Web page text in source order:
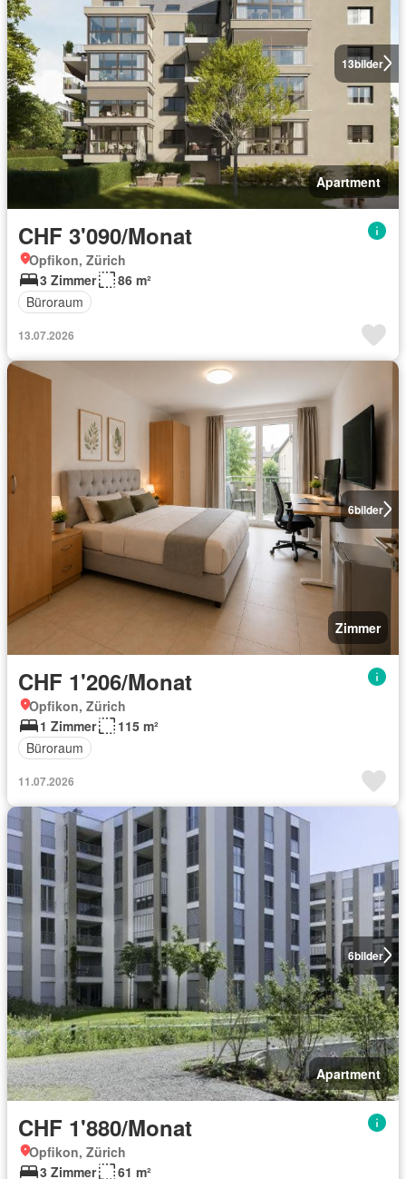
13bilder
Apartment
CHF 3'090/Monat
Opfikon, Zürich
3 Zimmer
86 m²
Büroraum
13.07.2026
6bilder
Zimmer
CHF 1'206/Monat
Opfikon, Zürich
1 Zimmer
115 m²
Büroraum
11.07.2026
6bilder
Apartment
CHF 1'880/Monat
Opfikon, Zürich
3 Zimmer
61 m²